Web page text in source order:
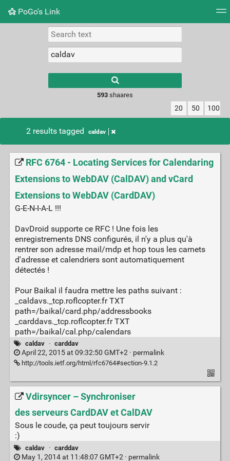
PoGo's Link
Picture wall
results.
593shaares
20 50 100
2 results tagged caldav
RFC 6764 - Locating Services for Calendaring
Extensions to WebDAV (CalDAV) and vCard
Extensions to WebDAV (CardDAV)
G-E-N-I-A-L !!!
DavDroid supporte ce RFC ! Une fois les
enregistrements DNS configurés, il n'y a plus qu'à
rentrer son adresse mail/mdp et hop tous les carnets
d'adresse et calendriers sont automatiquement
détectés !
Pour Baikal il faudra mettre les paths suivant :
_caldavs._tcp.roflcopter.fr TXT
path=/baikal/card.php/addressbooks
_carddavs._tcp.roflcopter.fr TXT
path=/baikal/cal.php/calendars
caldav · carddav
April 22, 2015 at 09:32:50 GMT+2 · permalink
http://tools.ietf.org/html/rfc6764#section-9.1.2
Vdirsyncer – Synchroniser
des serveurs CardDAV et CalDAV
Sous le coude, ça peut toujours servir
:)
caldav · carddav
May 1, 2014 at 11:48:07 GMT+2 · permalink